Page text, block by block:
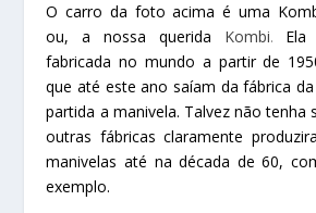
O carro da foto acima é uma
ou, a nossa querida
Kombi.
fabricada no mundo a partir de
que até este ano saíam da fábrica
partida a manivela. Talvez não tenha
outras fábricas claramente
manivelas até na década de 60,
exemplo.